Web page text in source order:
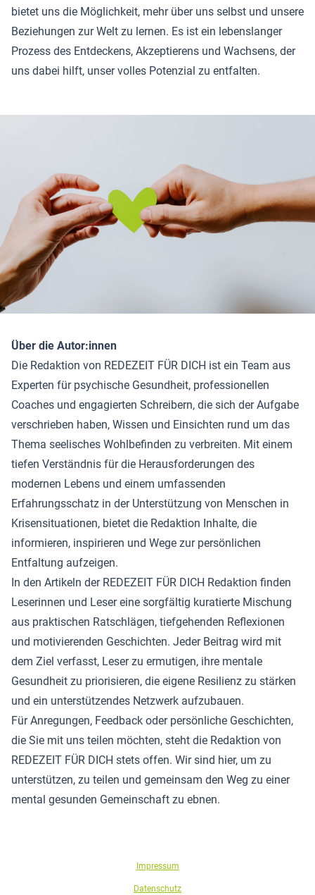
bietet uns die Möglichkeit, mehr über uns selbst und unsere
Beziehungen zur Welt zu lernen. Es ist ein lebenslanger
Prozess des Entdeckens, Akzeptierens und Wachsens, der
uns dabei hilft, unser volles Potenzial zu entfalten.
Über die Autor:innen
Die Redaktion von REDEZEIT FÜR DICH ist ein Team aus
Experten für psychische Gesundheit, professionellen
Coaches und engagierten Schreibern, die sich der Aufgabe
verschrieben haben, Wissen und Einsichten rund um das
Thema seelisches Wohlbefinden zu verbreiten. Mit einem
tiefen Verständnis für die Herausforderungen des
modernen Lebens und einem umfassenden
Erfahrungsschatz in der Unterstützung von Menschen in
Krisensituationen, bietet die Redaktion Inhalte, die
informieren, inspirieren und Wege zur persönlichen
Entfaltung aufzeigen.
In den Artikeln der REDEZEIT FÜR DICH Redaktion finden
Leserinnen und Leser eine sorgfältig kuratierte Mischung
aus praktischen Ratschlägen, tiefgehenden Reflexionen
und motivierenden Geschichten. Jeder Beitrag wird mit
dem Ziel verfasst, Leser zu ermutigen, ihre mentale
Gesundheit zu priorisieren, die eigene Resilienz zu stärken
und ein unterstützendes Netzwerk aufzubauen.
Für Anregungen, Feedback oder persönliche Geschichten,
die Sie mit uns teilen möchten, steht die Redaktion von
REDEZEIT FÜR DICH stets offen. Wir sind hier, um zu
unterstützen, zu teilen und gemeinsam den Weg zu einer
mental gesunden Gemeinschaft zu ebnen.
Impressum
Datenschutz